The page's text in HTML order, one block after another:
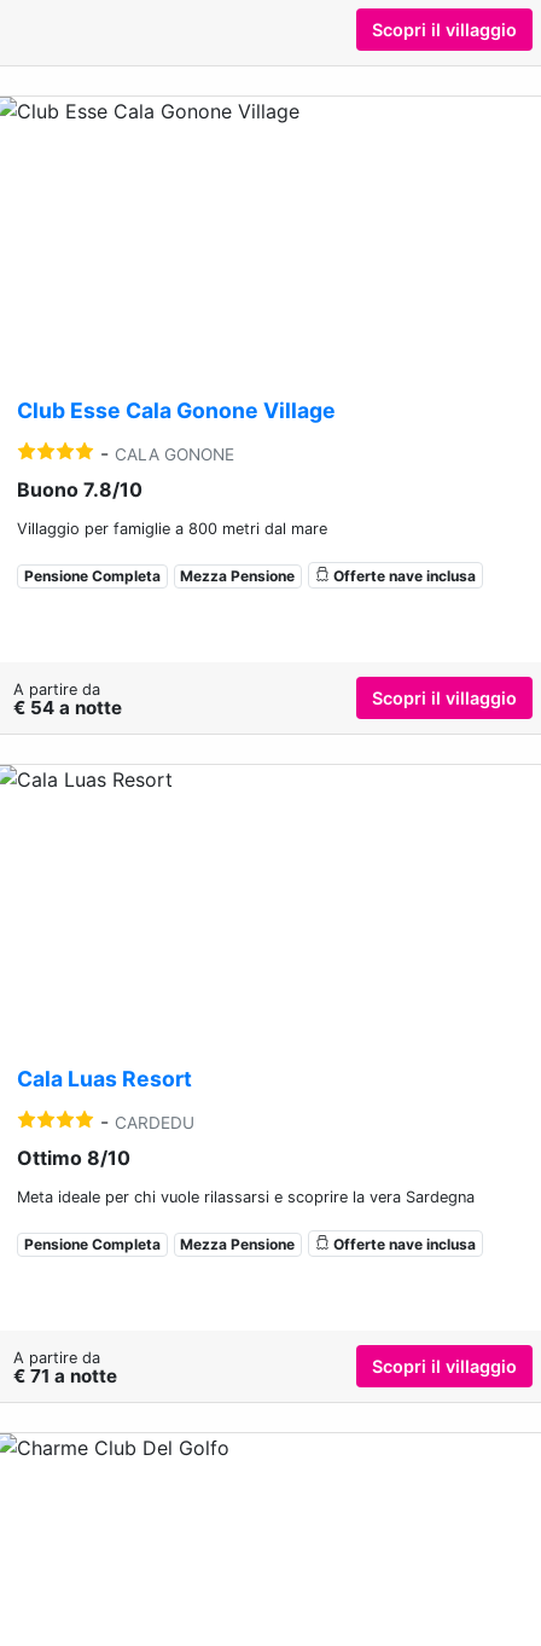
Scopri il villaggio
Club Esse Cala Gonone Village
- CALA GONONE
Buono 7.8/10
Villaggio per famiglie a 800 metri dal mare
Pensione Completa Mezza Pensione Offerte nave inclusa
A partire da
€ 54 a notte Scopri il villaggio
Cala Luas Resort
- CARDEDU
Ottimo 8/10
Meta ideale per chi vuole rilassarsi e scoprire la vera Sardegna
Pensione Completa Mezza Pensione Offerte nave inclusa
A partire da
€ 71 a notte Scopri il villaggio